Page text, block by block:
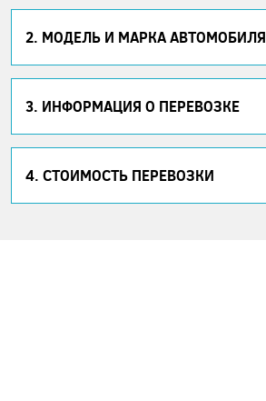
2. МОДЕЛЬ И МАРКА АВТОМОБИЛЯ
3. ИНФОРМАЦИЯ О ПЕРЕВОЗКЕ
4. СТОИМОСТЬ ПЕРЕВОЗКИ